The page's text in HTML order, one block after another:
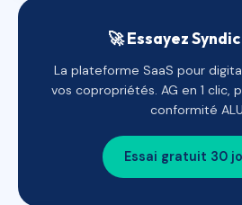
🚀 Essayez
La plateforme SaaS pour
vos copropriétés. AG en 1 clic,
conformité
Essai gratuit 30